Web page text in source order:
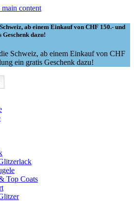
content
ab einem Einkauf von CHF 150.- und
dazu!
Schweiz, ab einem Einkauf von CHF
ein gratis Geschenk dazu!
Top Coats